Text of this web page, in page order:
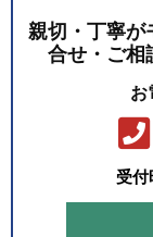
親切・丁寧が
合せ・ご相
お
受付